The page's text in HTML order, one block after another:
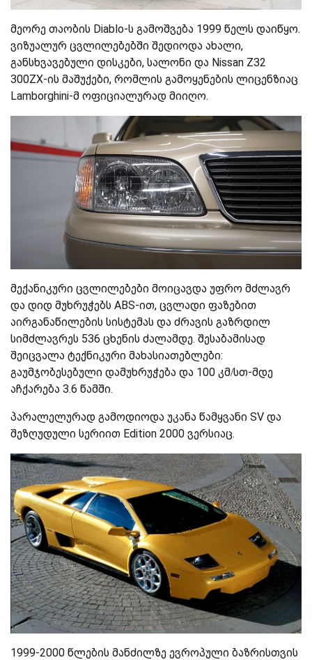
მეორე თაობის Diablo-ს გამოშვება 1999 წელს დაიწყო.
ვიზუალურ ცვლილებებში შედიოდა ახალი,
განსხვავებული დისკები, სალონი და Nissan Z32
300ZX-ის მაშუქები, რომლის გამოყენების ლიცენზიაც
Lamborghini-მ ოფიციალურად მიიღო.
მექანიკური ცვლილებები მოიცავდა უფრო მძლავრ
და დიდ მუხრუჭებს ABS-ით, ცვლადი ფაზებით
აირგანაწილების სისტემას და ძრავის გაზრდილ
სიმძლავრეს 536 ცხენის ძალამდე. შესაბამისად
შეიცვალა ტექნიკური მახასიათებლები:
გაუმჯობესებული დამუხრუჭება და 100 კმ/სთ-მდე
აჩქარება 3.6 წამში.
პარალელურად გამოდიოდა უკანა წამყვანი SV და
შეზღუდული სერიით Edition 2000 ვერსიაც.
1999-2000 წლების მანძილზე ევროპული ბაზრისთვის